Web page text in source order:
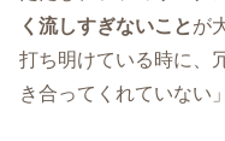
く流しすぎないことが
打ち明けている時に、
き合ってくれていない